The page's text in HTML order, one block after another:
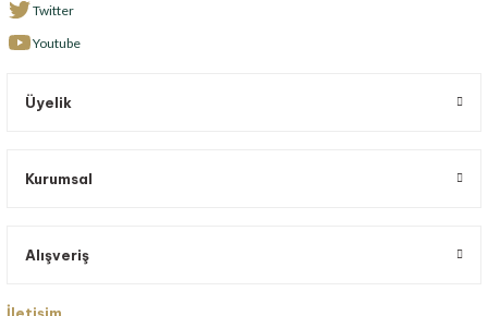
Twitter
Youtube
Üyelik
Kurumsal
Alışveriş